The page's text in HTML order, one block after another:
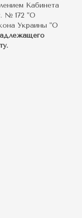
Кабинета
№ 172 "О
Украины "О